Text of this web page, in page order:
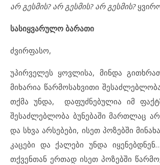
არ გესმის? არ გესმის? არ გესმის?
სასიყვარულო ბარათი
ძვირფასო,
უპირველეს ყოვლისა, მინდა
მიხარია წარმოსახვითი
თქმა უნდა, დაფუძნებულია იმ
შესაძლებლობა ბუნებაში მართლაც
და სხვა არსებები, ისეთ პოზებში
კაცები და ქალები უნდა
თქვენთან ერთად ისეთ პოზებში